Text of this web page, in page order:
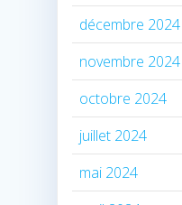
décembre 2024
novembre 2024
octobre 2024
juillet 2024
mai 2024